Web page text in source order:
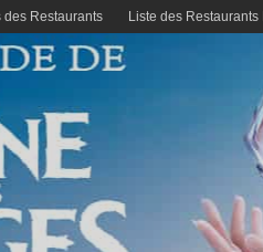
des Restaurants Liste des Restaurants